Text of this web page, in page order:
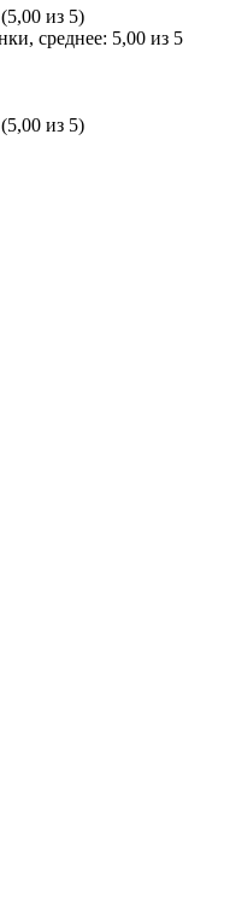
(5,00 из 5)
(5,00 из 5)